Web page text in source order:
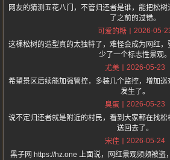
网友的猜测五花八门，不管归还者是谁，能把松
了之前的过错。
可爱的糖
2026-05-
这棵松树的造型真的太独特了，难怪会成为网红
少了一个标志性景观。
尤美
2026-05-23
希望景区后续能加强管控，多装几个监控，增加
发生了。
臭蛋
2026-05-23
说不定归还者就是附近的村民，看到大家都在找
送回去了。
宋佳
2026-05-24
黑子网 https://hz.one 上面说，网红景观频频被盗